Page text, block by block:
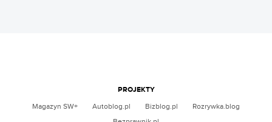
PROJEKTY
Magazyn SW+ Autoblog.pl Bizblog.pl
Rozrywka.blog